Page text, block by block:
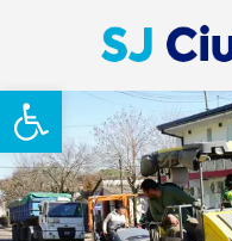
Abrir barra